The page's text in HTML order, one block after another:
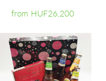
from HUF26,200